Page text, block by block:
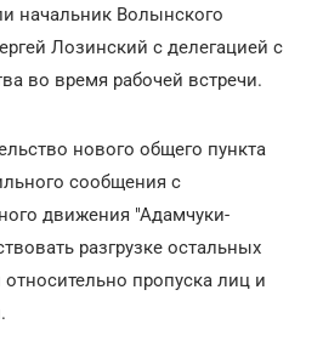
начальник Волынского
Лозинский с делегацией с
во время рабочей встречи.
нового общего пункта
сообщения с
движения "Адамчуки-
разгрузке остальных
относительно пропуска лиц и